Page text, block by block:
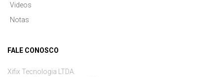
Videos
Notas
FALE CONOSCO
Xifix Tecnologia LTDA.